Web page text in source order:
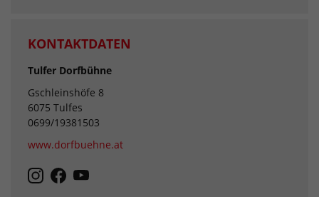
KONTAKTDATEN
Tulfer Dorfbühne
Gschleinshöfe 8
6075 Tulfes
0699/19381503
www.dorfbuehne.at